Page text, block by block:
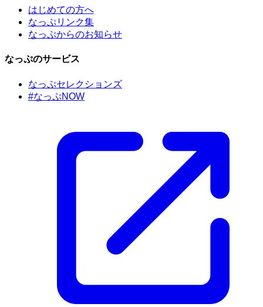
はじめての方へ
なっぷリンク集
なっぷからのお知らせ
なっぷのサービス
なっぷセレクションズ
#なっぷNOW